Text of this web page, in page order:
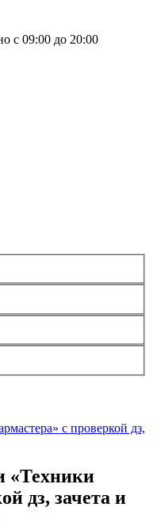
с 09:00 до 20:00
с проверкой дз,
«Техники
дз, зачета и